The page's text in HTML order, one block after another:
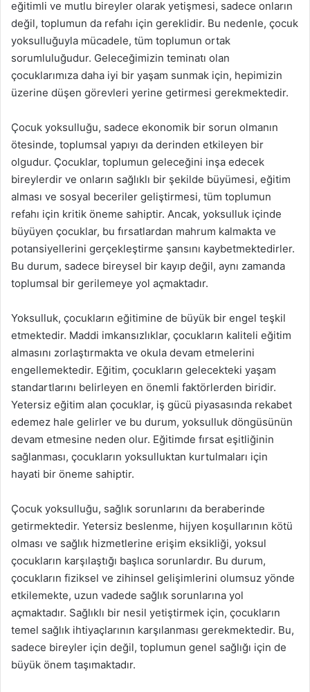
eğitimli ve mutlu bireyler olarak yetişmesi, sadece onların
değil, toplumun da refahı için gereklidir. Bu nedenle, çocuk
yoksulluğuyla mücadele, tüm toplumun ortak
sorumluluğudur. Geleceğimizin teminatı olan
çocuklarımıza daha iyi bir yaşam sunmak için, hepimizin
üzerine düşen görevleri yerine getirmesi gerekmektedir.
Çocuk yoksulluğu, sadece ekonomik bir sorun olmanın
ötesinde, toplumsal yapıyı da derinden etkileyen bir
olgudur. Çocuklar, toplumun geleceğini inşa edecek
bireylerdir ve onların sağlıklı bir şekilde büyümesi, eğitim
alması ve sosyal beceriler geliştirmesi, tüm toplumun
refahı için kritik öneme sahiptir. Ancak, yoksulluk içinde
büyüyen çocuklar, bu fırsatlardan mahrum kalmakta ve
potansiyellerini gerçekleştirme şansını kaybetmektedirler.
Bu durum, sadece bireysel bir kayıp değil, aynı zamanda
toplumsal bir gerilemeye yol açmaktadır.
Yoksulluk, çocukların eğitimine de büyük bir engel teşkil
etmektedir. Maddi imkansızlıklar, çocukların kaliteli eğitim
almasını zorlaştırmakta ve okula devam etmelerini
engellemektedir. Eğitim, çocukların gelecekteki yaşam
standartlarını belirleyen en önemli faktörlerden biridir.
Yetersiz eğitim alan çocuklar, iş gücü piyasasında rekabet
edemez hale gelirler ve bu durum, yoksulluk döngüsünün
devam etmesine neden olur. Eğitimde fırsat eşitliğinin
sağlanması, çocukların yoksulluktan kurtulmaları için
hayati bir öneme sahiptir.
Çocuk yoksulluğu, sağlık sorunlarını da beraberinde
getirmektedir. Yetersiz beslenme, hijyen koşullarının kötü
olması ve sağlık hizmetlerine erişim eksikliği, yoksul
çocukların karşılaştığı başlıca sorunlardır. Bu durum,
çocukların fiziksel ve zihinsel gelişimlerini olumsuz yönde
etkilemekte, uzun vadede sağlık sorunlarına yol
açmaktadır. Sağlıklı bir nesil yetiştirmek için, çocukların
temel sağlık ihtiyaçlarının karşılanması gerekmektedir. Bu,
sadece bireyler için değil, toplumun genel sağlığı için de
büyük önem taşımaktadır.